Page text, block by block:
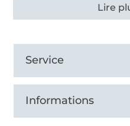
Voir tous les 11495
Service
Informations